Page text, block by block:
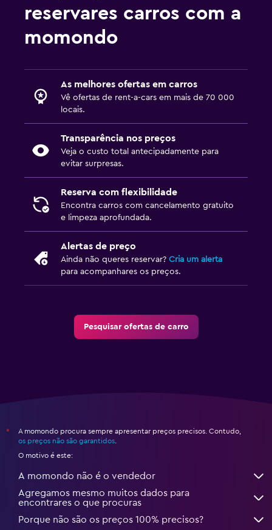
reservares carros com a
momondo
As melhores ofertas em carros
Vê ofertas de rent-a-cars em mais de 70 000
locais.
Transparência nos preços
Veja o custo total antecipadamente para
evitar surpresas.
Reserva com flexibilidade
Encontra carros com cancelamento gratuito
e limpeza aprofundada.
Alertas de preço
Ainda não queres reservar? Cria um alerta
para acompanhares os preços.
Pesquisar ofertas de carro
*
A momondo procura sempre apresentar preços precisos. Contudo,
os preços não são garantidos.
O motivo é este:
A momondo não é o vendedor
Agregamos mesmo muitos dados para
encontrares o que procuras
Porque não são os preços 100% precisos?